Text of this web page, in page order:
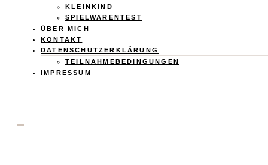
KLEINKIND
SPIELWARENTEST
ÜBER MICH
KONTAKT
DATENSCHUTZERKLÄRUNG
TEILNAHMEBEDINGUNGEN
IMPRESSUM